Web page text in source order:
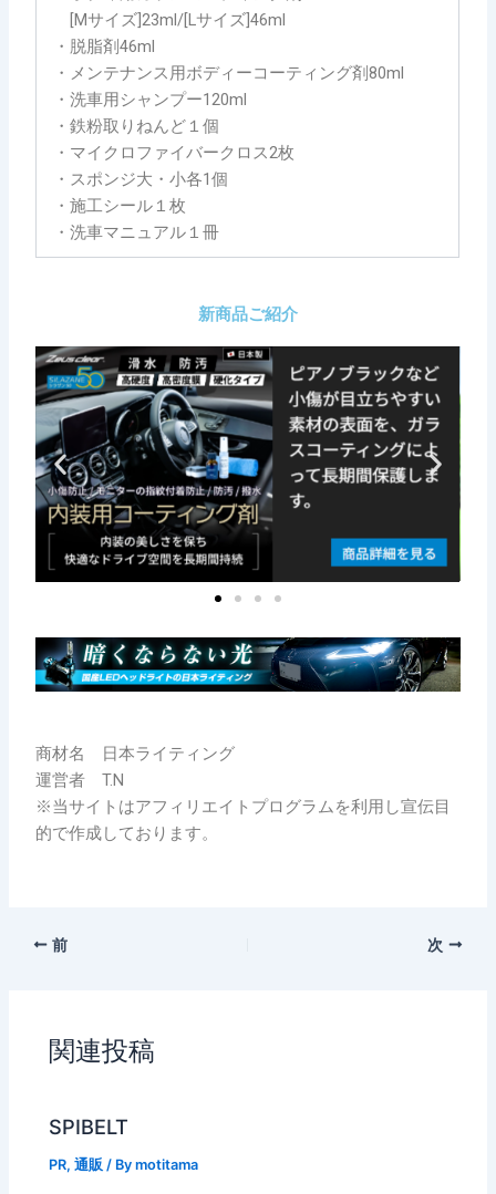
[Mサイズ]23ml/[Lサイズ]46ml
・脱脂剤46ml
・メンテナンス用ボディーコーティング剤80ml
・洗車用シャンプー120ml
・鉄粉取りねんど１個
・マイクロファイバークロス2枚
・スポンジ大・小各1個
・施工シール１枚
・洗車マニュアル１冊
新商品ご紹介
商材名 日本ライティング
運営者 T.N
※当サイトはアフィリエイトプログラムを利用し宣伝目
的で作成しております。
前 次
関連投稿
SPIBELT
PR,通販 / Bymotitama